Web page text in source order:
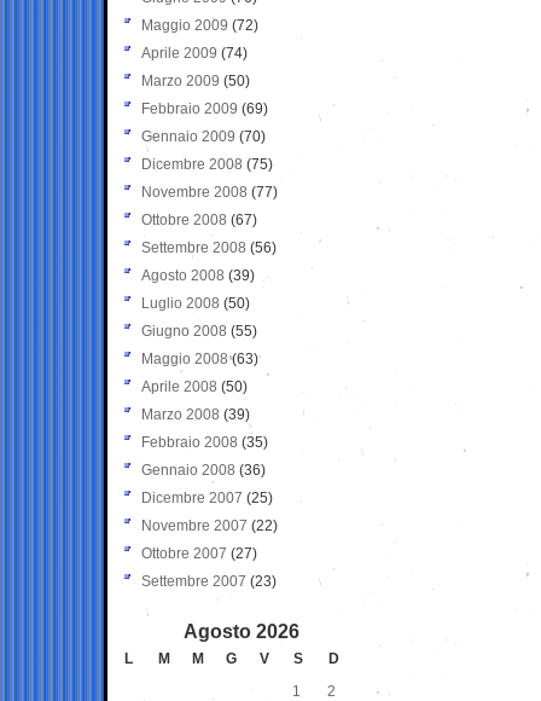
Maggio 2009 (72)
Aprile 2009 (74)
Marzo 2009 (50)
Febbraio 2009 (69)
Gennaio 2009 (70)
Dicembre 2008 (75)
Novembre 2008 (77)
Ottobre 2008 (67)
Settembre 2008 (56)
Agosto 2008 (39)
Luglio 2008 (50)
Giugno 2008 (55)
Maggio 2008(63)
Aprile 2008 (50)
Marzo 2008 (39)
Febbraio 2008 (35)
Gennaio 2008 (36)
Dicembre 2007 (25)
Novembre 2007 (22)
Ottobre 2007 (27)
Settembre 2007 (23)
Agosto 2026
L M M G V S
D
1
2